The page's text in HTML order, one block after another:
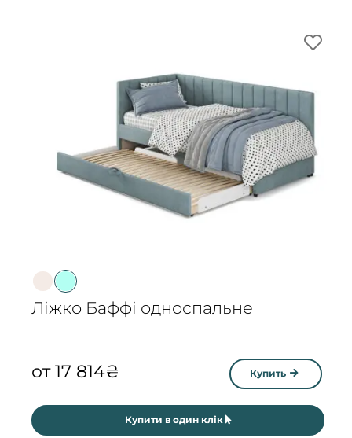
Ліжко Баффі односпальне
от17 814₴ Купить
Купити в один клік